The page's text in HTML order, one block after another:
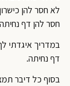
לא חסר להן
חסר להן דף
במדריך איגדתי
דף נחיתה.
בסוף כל דיבר